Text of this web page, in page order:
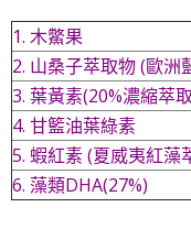
1. 木鱉果
2. 山桑子萃取物 (歐洲
3. 葉黃素(20%濃縮萃
4. 甘籃油葉綠素
5. 蝦紅素 (夏威夷紅藻
6. 藻類DHA(27%)